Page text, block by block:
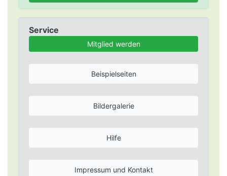
Service
Mitglied werden
Beispielseiten
Bildergalerie
Hilfe
Impressum und Kontakt